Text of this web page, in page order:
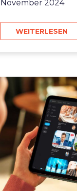
November 2024
WEITERLESEN